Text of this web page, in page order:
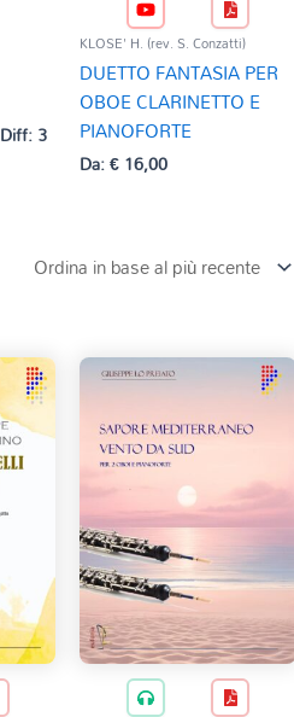
Diff: 3
KLOSE' H. (rev. S. Conzatti)
DUETTO FANTASIA PER
OBOE CLARINETTO E
PIANOFORTE
Da:€16,00